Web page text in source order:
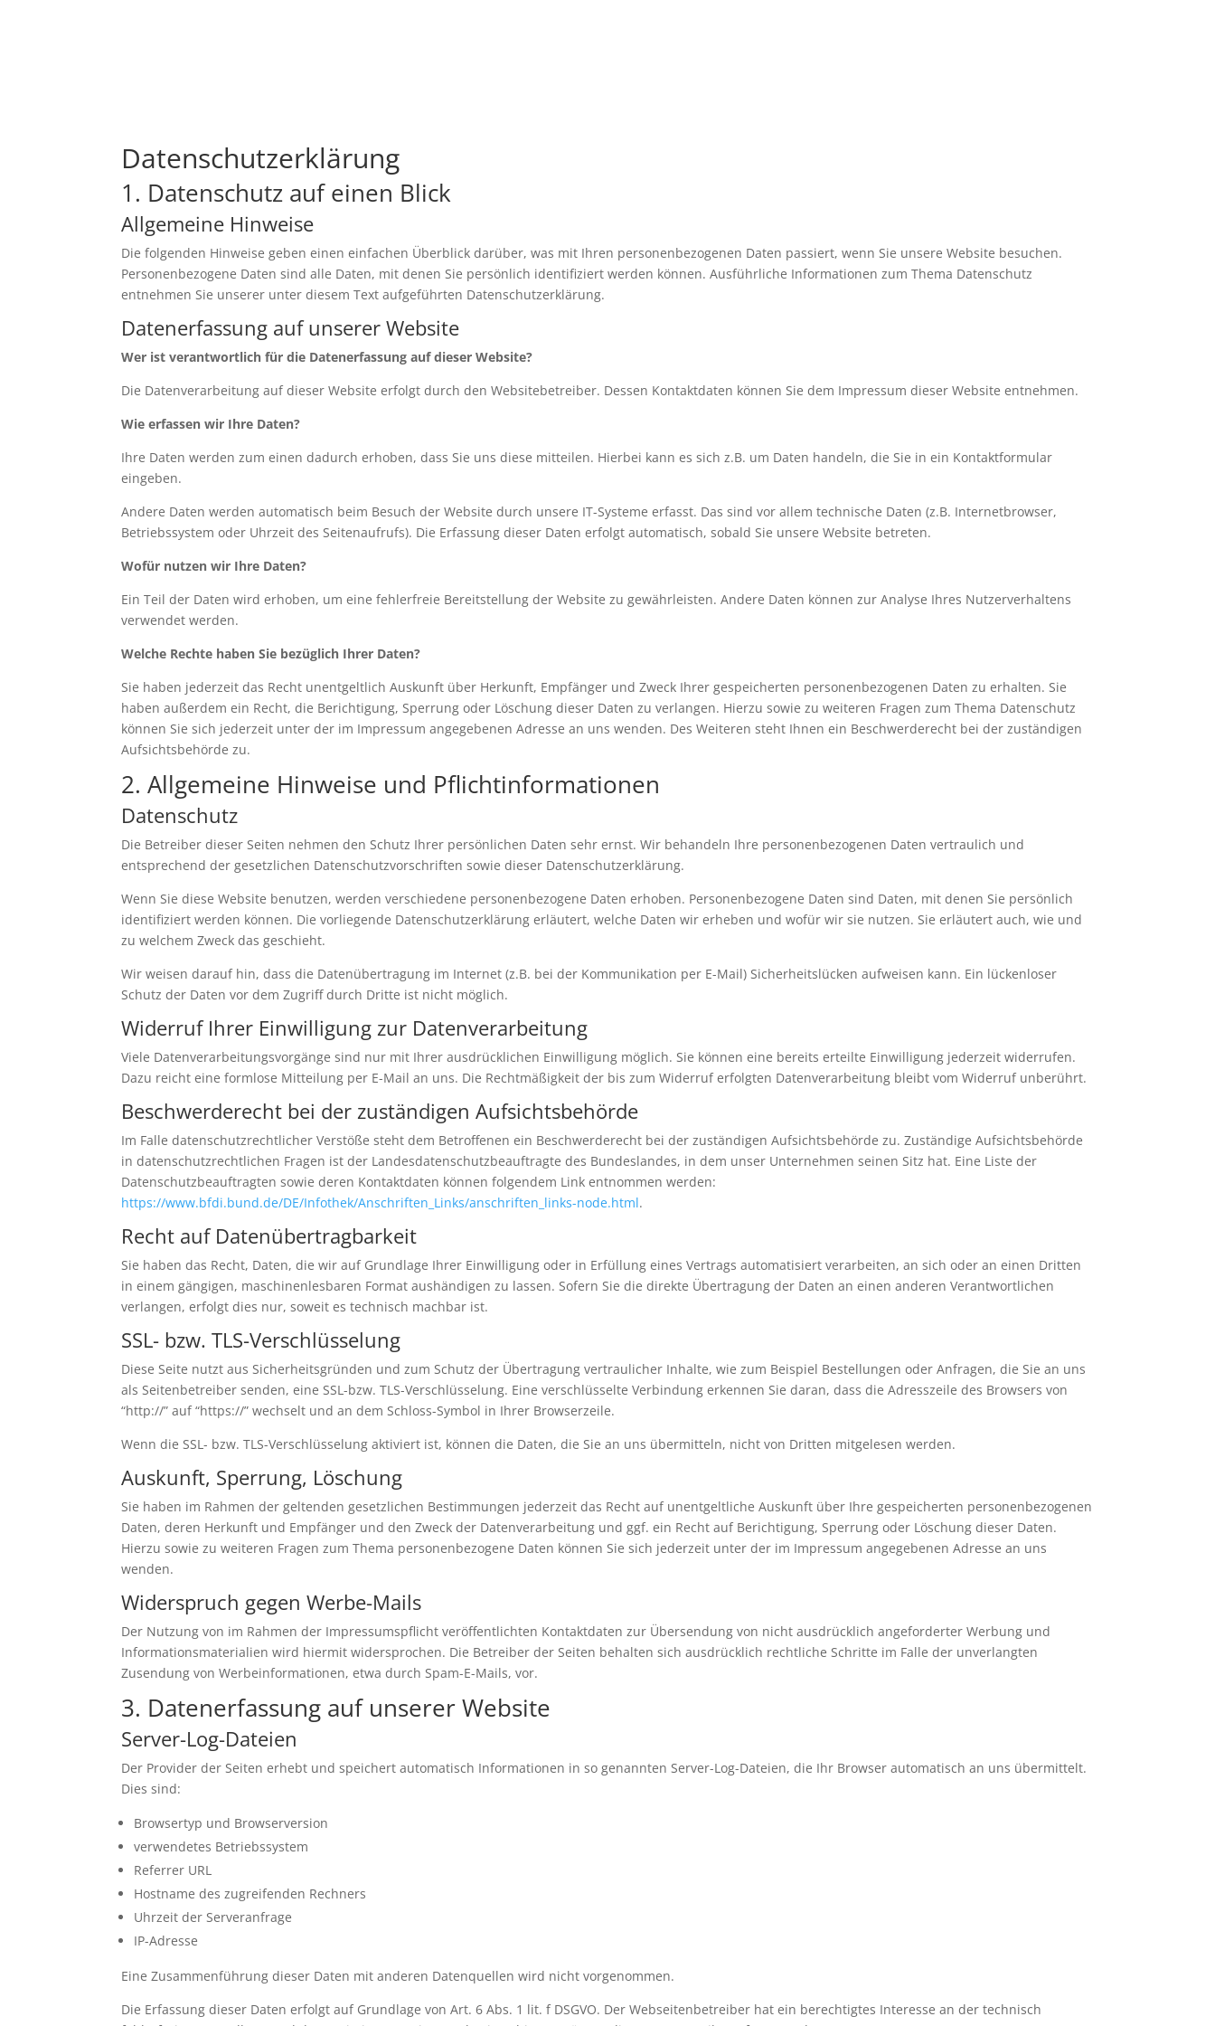
Datenschutzerklärung
1. Datenschutz auf einen Blick
Allgemeine Hinweise
Die folgenden Hinweise geben einen einfachen Überblick darüber, was mit Ihren personenbezogenen Daten passiert, wenn Sie unsere Website besuchen.
Personenbezogene Daten sind alle Daten, mit denen Sie persönlich identifiziert werden können. Ausführliche Informationen zum Thema Datenschutz
entnehmen Sie unserer unter diesem Text aufgeführten Datenschutzerklärung.
Datenerfassung auf unserer Website
Wer ist verantwortlich für die Datenerfassung auf dieser Website?
Die Datenverarbeitung auf dieser Website erfolgt durch den Websitebetreiber. Dessen Kontaktdaten können Sie dem Impressum dieser Website entnehmen.
Wie erfassen wir Ihre Daten?
Ihre Daten werden zum einen dadurch erhoben, dass Sie uns diese mitteilen. Hierbei kann es sich z.B. um Daten handeln, die Sie in ein Kontaktformular
eingeben.
Andere Daten werden automatisch beim Besuch der Website durch unsere IT-Systeme erfasst. Das sind vor allem technische Daten (z.B. Internetbrowser,
Betriebssystem oder Uhrzeit des Seitenaufrufs). Die Erfassung dieser Daten erfolgt automatisch, sobald Sie unsere Website betreten.
Wofür nutzen wir Ihre Daten?
Ein Teil der Daten wird erhoben, um eine fehlerfreie Bereitstellung der Website zu gewährleisten. Andere Daten können zur Analyse Ihres Nutzerverhaltens
verwendet werden.
Welche Rechte haben Sie bezüglich Ihrer Daten?
Sie haben jederzeit das Recht unentgeltlich Auskunft über Herkunft, Empfänger und Zweck Ihrer gespeicherten personenbezogenen Daten zu erhalten. Sie
haben außerdem ein Recht, die Berichtigung, Sperrung oder Löschung dieser Daten zu verlangen. Hierzu sowie zu weiteren Fragen zum Thema Datenschutz
können Sie sich jederzeit unter der im Impressum angegebenen Adresse an uns wenden. Des Weiteren steht Ihnen ein Beschwerderecht bei der zuständigen
Aufsichtsbehörde zu.
2. Allgemeine Hinweise und Pflichtinformationen
Datenschutz
Die Betreiber dieser Seiten nehmen den Schutz Ihrer persönlichen Daten sehr ernst. Wir behandeln Ihre personenbezogenen Daten vertraulich und
entsprechend der gesetzlichen Datenschutzvorschriften sowie dieser Datenschutzerklärung.
Wenn Sie diese Website benutzen, werden verschiedene personenbezogene Daten erhoben. Personenbezogene Daten sind Daten, mit denen Sie persönlich
identifiziert werden können. Die vorliegende Datenschutzerklärung erläutert, welche Daten wir erheben und wofür wir sie nutzen. Sie erläutert auch, wie und
zu welchem Zweck das geschieht.
Wir weisen darauf hin, dass die Datenübertragung im Internet (z.B. bei der Kommunikation per E-Mail) Sicherheitslücken aufweisen kann. Ein lückenloser
Schutz der Daten vor dem Zugriff durch Dritte ist nicht möglich.
Widerruf Ihrer Einwilligung zur Datenverarbeitung
Viele Datenverarbeitungsvorgänge sind nur mit Ihrer ausdrücklichen Einwilligung möglich. Sie können eine bereits erteilte Einwilligung jederzeit widerrufen.
Dazu reicht eine formlose Mitteilung per E-Mail an uns. Die Rechtmäßigkeit der bis zum Widerruf erfolgten Datenverarbeitung bleibt vom Widerruf unberührt.
Beschwerderecht bei der zuständigen Aufsichtsbehörde
Im Falle datenschutzrechtlicher Verstöße steht dem Betroffenen ein Beschwerderecht bei der zuständigen Aufsichtsbehörde zu. Zuständige Aufsichtsbehörde
in datenschutzrechtlichen Fragen ist der Landesdatenschutzbeauftragte des Bundeslandes, in dem unser Unternehmen seinen Sitz hat. Eine Liste der
Datenschutzbeauftragten sowie deren Kontaktdaten können folgendem Link entnommen werden:
https://www.bfdi.bund.de/DE/Infothek/Anschriften_Links/anschriften_links-node.html.
Recht auf Datenübertragbarkeit
Sie haben das Recht, Daten, die wir auf Grundlage Ihrer Einwilligung oder in Erfüllung eines Vertrags automatisiert verarbeiten, an sich oder an einen Dritten
in einem gängigen, maschinenlesbaren Format aushändigen zu lassen. Sofern Sie die direkte Übertragung der Daten an einen anderen Verantwortlichen
verlangen, erfolgt dies nur, soweit es technisch machbar ist.
SSL- bzw. TLS-Verschlüsselung
Diese Seite nutzt aus Sicherheitsgründen und zum Schutz der Übertragung vertraulicher Inhalte, wie zum Beispiel Bestellungen oder Anfragen, die Sie an uns
als Seitenbetreiber senden, eine SSL-bzw. TLS-Verschlüsselung. Eine verschlüsselte Verbindung erkennen Sie daran, dass die Adresszeile des Browsers von
“http://” auf “https://” wechselt und an dem Schloss-Symbol in Ihrer Browserzeile.
Wenn die SSL- bzw. TLS-Verschlüsselung aktiviert ist, können die Daten, die Sie an uns übermitteln, nicht von Dritten mitgelesen werden.
Auskunft, Sperrung, Löschung
Sie haben im Rahmen der geltenden gesetzlichen Bestimmungen jederzeit das Recht auf unentgeltliche Auskunft über Ihre gespeicherten personenbezogenen
Daten, deren Herkunft und Empfänger und den Zweck der Datenverarbeitung und ggf. ein Recht auf Berichtigung, Sperrung oder Löschung dieser Daten.
Hierzu sowie zu weiteren Fragen zum Thema personenbezogene Daten können Sie sich jederzeit unter der im Impressum angegebenen Adresse an uns
wenden.
Widerspruch gegen Werbe-Mails
Der Nutzung von im Rahmen der Impressumspflicht veröffentlichten Kontaktdaten zur Übersendung von nicht ausdrücklich angeforderter Werbung und
Informationsmaterialien wird hiermit widersprochen. Die Betreiber der Seiten behalten sich ausdrücklich rechtliche Schritte im Falle der unverlangten
Zusendung von Werbeinformationen, etwa durch Spam-E-Mails, vor.
3. Datenerfassung auf unserer Website
Server-Log-Dateien
Der Provider der Seiten erhebt und speichert automatisch Informationen in so genannten Server-Log-Dateien, die Ihr Browser automatisch an uns übermittelt.
Dies sind:
Browsertyp und Browserversion
verwendetes Betriebssystem
Referrer URL
Hostname des zugreifenden Rechners
Uhrzeit der Serveranfrage
IP-Adresse
Eine Zusammenführung dieser Daten mit anderen Datenquellen wird nicht vorgenommen.
Die Erfassung dieser Daten erfolgt auf Grundlage von Art. 6 Abs. 1 lit. f DSGVO. Der Webseitenbetreiber hat ein berechtigtes Interesse an der technisch